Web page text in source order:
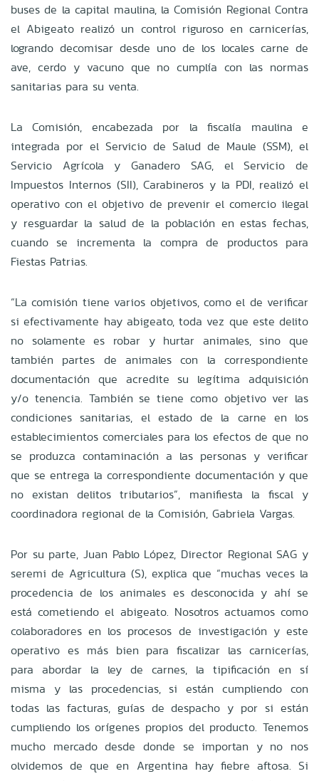
buses de la capital maulina, la Comisión Regional Contra
el Abigeato realizó un control riguroso en carnicerías,
logrando decomisar desde uno de los locales carne de
ave, cerdo y vacuno que no cumplía con las normas
sanitarias para su venta.
La Comisión, encabezada por la fiscalía maulina e
integrada por el Servicio de Salud de Maule (SSM), el
Servicio Agrícola y Ganadero SAG, el Servicio de
Impuestos Internos (SII), Carabineros y la PDI, realizó el
operativo con el objetivo de prevenir el comercio ilegal
y resguardar la salud de la población en estas fechas,
cuando se incrementa la compra de productos para
Fiestas Patrias.
“La comisión tiene varios objetivos, como el de verificar
si efectivamente hay abigeato, toda vez que este delito
no solamente es robar y hurtar animales, sino que
también partes de animales con la correspondiente
documentación que acredite su legítima adquisición
y/o tenencia. También se tiene como objetivo ver las
condiciones sanitarias, el estado de la carne en los
establecimientos comerciales para los efectos de que no
se produzca contaminación a las personas y verificar
que se entrega la correspondiente documentación y que
no existan delitos tributarios”, manifiesta la fiscal y
coordinadora regional de la Comisión, Gabriela Vargas.
Por su parte, Juan Pablo López, Director Regional SAG y
seremi de Agricultura (S), explica que “muchas veces la
procedencia de los animales es desconocida y ahí se
está cometiendo el abigeato. Nosotros actuamos como
colaboradores en los procesos de investigación y este
operativo es más bien para fiscalizar las carnicerías,
para abordar la ley de carnes, la tipificación en sí
misma y las procedencias, si están cumpliendo con
todas las facturas, guías de despacho y por si están
cumpliendo los orígenes propios del producto. Tenemos
mucho mercado desde donde se importan y no nos
olvidemos de que en Argentina hay fiebre aftosa. Si